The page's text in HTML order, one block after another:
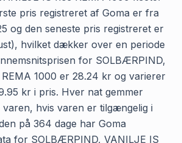
pris registreret af Goma er fra
og den seneste pris registreret er
hvilket dækker over en periode
for SOLBÆRPIND,
1000 er 28.24 kr og varierer
kr i pris. Hver nat gemmer
hvis varen er tilgængelig i
på 364 dage har Goma
for SOLBÆRPIND, VANILJE IS